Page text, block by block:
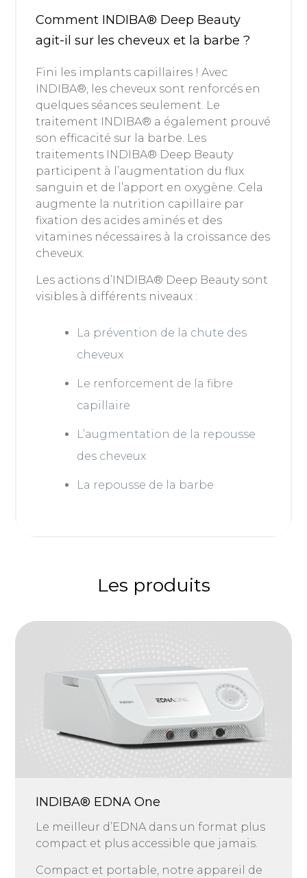
Comment INDIBA® Deep Beauty
agit-il sur les cheveux et la barbe ?
Fini les implants capillaires ! Avec
INDIBA®, les cheveux sont renforcés en
quelques séances seulement. Le
traitement INDIBA® a également prouvé
son efficacité sur la barbe. Les
traitements INDIBA® Deep Beauty
participent à l’augmentation du flux
sanguin et de l’apport en oxygène. Cela
augmente la nutrition capillaire par
fixation des acides aminés et des
vitamines nécessaires à la croissance des
cheveux.
Les actions d’INDIBA® Deep Beauty sont
visibles à différents niveaux :
La prévention de la chute des
cheveux
Le renforcement de la fibre
capillaire
L’augmentation de la repousse
des cheveux
La repousse de la barbe
Les produits
INDIBA® EDNA One
Le meilleur d’EDNA dans un format plus
compact et plus accessible que jamais.
Compact et portable, notre appareil de